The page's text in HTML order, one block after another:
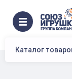
Каталог